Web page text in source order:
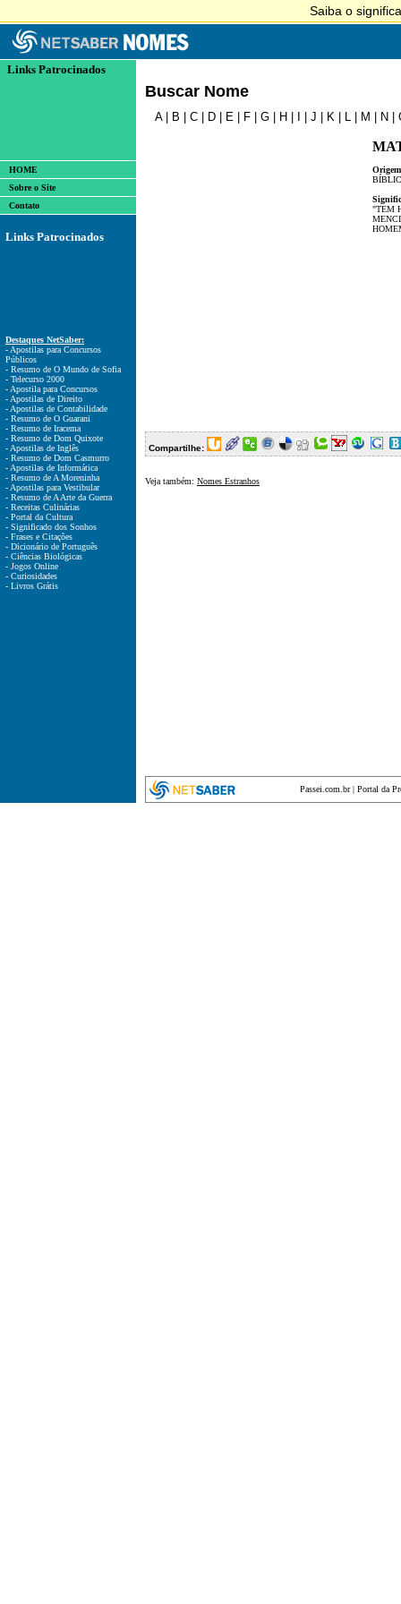
Links Patrocinados
HOME
Sobre o Site
Contato
Links Patrocinados
Destaques NetSaber:
- Apostilas para Concursos
Públicos
- Resumo de O Mundo de Sofia
- Telecurso 2000
- Apostila para Concursos
- Apostilas de Direito
- Apostilas de Contabilidade
- Resumo de O Guarani
- Resumo de Iracema
- Resumo de Dom Quixote
- Apostilas de Inglês
- Resumo de Dom Casmurro
- Apostilas de Informática
- Resumo de A Moreninha
- Apostilas para Vestibular
- Resumo de A Arte da Guerra
- Receitas Culinárias
- Portal da Cultura
- Significado dos Sonhos
- Frases e Citações
- Dicionário de Português
- Ciências Biológicas
- Jogos Online
- Curiosidades
- Livros Grátis
Buscar Nome
A| B C D E F G H J K L M N
"TEM
Compartilhe:
Veja também: Nomes Estranhos
Passei.com.br| Portal da